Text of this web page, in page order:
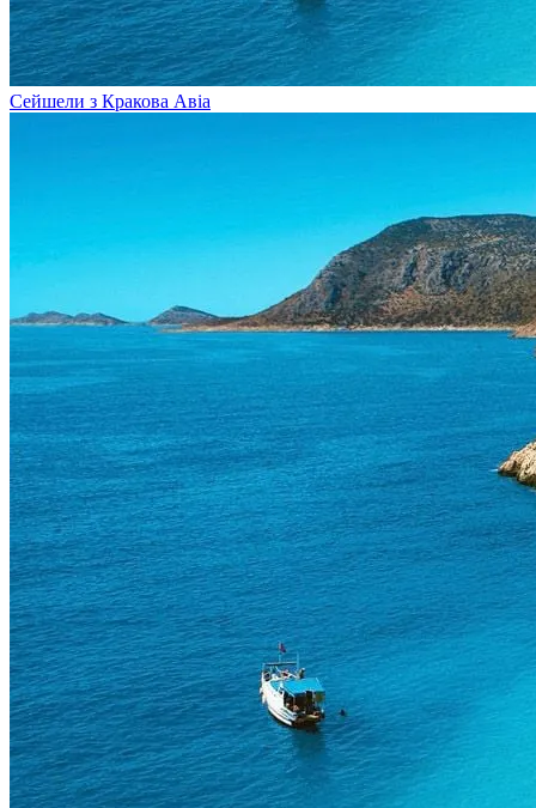
Сейшели з Кракова Авіа